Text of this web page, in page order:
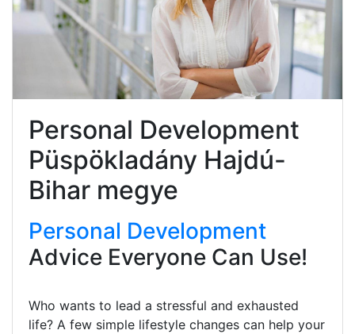
Personal Development
Püspökladány Hajdú-
Bihar megye
Personal Development
Advice Everyone Can Use!
Who wants to lead a stressful and exhausted
life? A few simple lifestyle changes can help your